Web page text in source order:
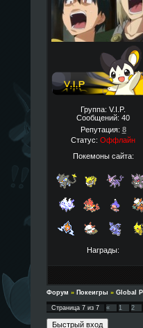
Группа: V.I.P.
Сообщений: 40
Репутация: 8
Статус: Оффлайн
Покемоны сайта:
Награды:
Форум » Покеигры » Global
Страница 7из 7 « 1 2